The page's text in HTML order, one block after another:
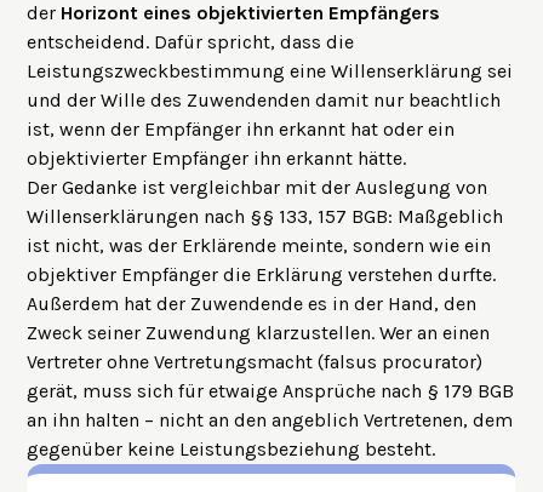
der Horizont eines objektivierten Empfängers
entscheidend. Dafür spricht, dass die
Leistungszweckbestimmung eine Willenserklärung sei
und der Wille des Zuwendenden damit nur beachtlich
ist, wenn der Empfänger ihn erkannt hat oder ein
objektivierter Empfänger ihn erkannt hätte.
Der Gedanke ist vergleichbar mit der Auslegung von
Willenserklärungen nach §§ 133, 157 BGB: Maßgeblich
ist nicht, was der Erklärende meinte, sondern wie ein
objektiver Empfänger die Erklärung verstehen durfte.
Außerdem hat der Zuwendende es in der Hand, den
Zweck seiner Zuwendung klarzustellen. Wer an einen
Vertreter ohne Vertretungsmacht (falsus procurator)
gerät, muss sich für etwaige Ansprüche nach § 179 BGB
an ihn halten – nicht an den angeblich Vertretenen, dem
gegenüber keine Leistungsbeziehung besteht.